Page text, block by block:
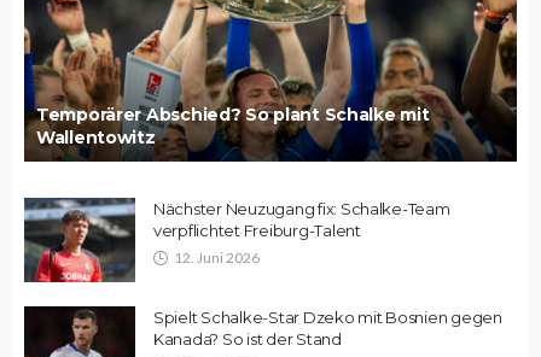
Temporärer Abschied? So plant Schalke mit
Wallentowitz
Nächster Neuzugang fix: Schalke-Team
verpflichtet Freiburg-Talent
12. Juni 2026
Spielt Schalke-Star Dzeko mit Bosnien gegen
Kanada? So ist der Stand